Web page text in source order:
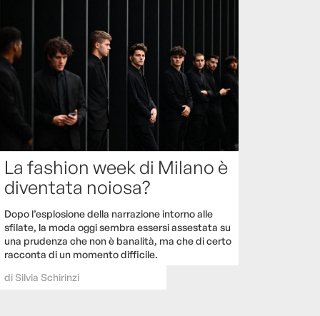
La fashion week di Milano è
diventata noiosa?
Dopo l’esplosione della narrazione intorno alle
sfilate, la moda oggi sembra essersi assestata su
una prudenza che non è banalità, ma che di certo
racconta di un momento difficile.
diSilvia Schirinzi